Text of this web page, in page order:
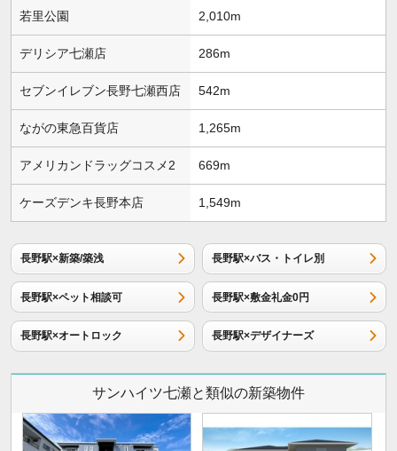
若里公園 2,010m
デリシア七瀬店 286m
セブンイレブン長野七瀬西店 542m
ながの東急百貨店 1,265m
アメリカンドラッグコスメ2 669m
ケーズデンキ長野本店 1,549m
長野駅×新築/築浅 長野駅×バス・トイレ別
長野駅×ペット相談可 長野駅×敷金礼金0円
長野駅×オートロック 長野駅×デザイナーズ
サンハイツ七瀬と類似の新築物件